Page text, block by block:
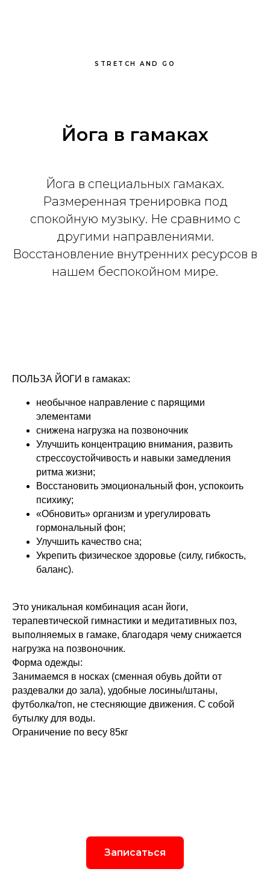
STRETCH AND GO
Йога в гамаках
Йога в специальных гамаках.
Размеренная тренировка под
спокойную музыку. Не сравнимо с
другими направлениями.
Восстановление внутренних ресурсов в
нашем беспокойном мире.
ПОЛЬЗА ЙОГИ в гамаках:
необычное направление с парящими
элементами
снижена нагрузка на позвоночник
Улучшить концентрацию внимания, развить
стрессоустойчивость и навыки замедления
ритма жизни;
Восстановить эмоциональный фон, успокоить
психику;
«Обновить» организм и урегулировать
гормональный фон;
Улучшить качество сна;
Укрепить физическое здоровье (силу, гибкость,
баланс).
Это уникальная комбинация асан йоги,
терапевтической гимнастики и медитативных поз,
выполняемых в гамаке, благодаря чему снижается
нагрузка на позвоночник.
Форма одежды:
Занимаемся в носках (сменная обувь дойти от
раздевалки до зала), удобные лосины/штаны,
футболка/топ, не стесняющие движения. С собой
бутылку для воды.
Ограничение по весу 85кг
Записаться